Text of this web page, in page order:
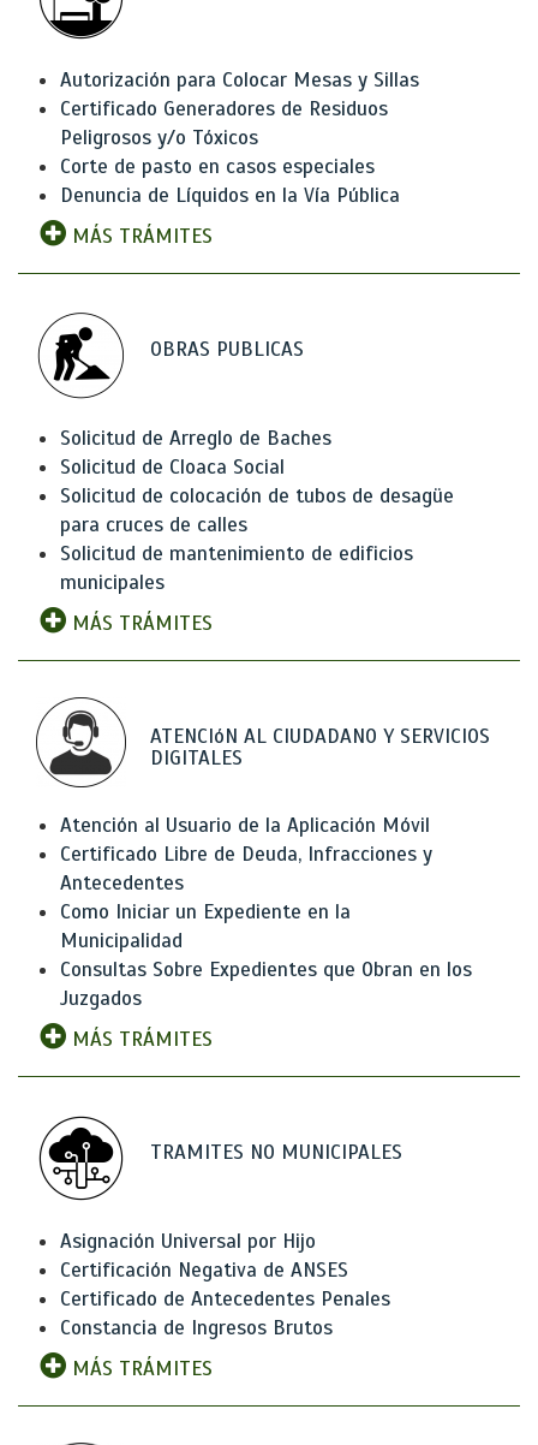
Autorización para Colocar Mesas y Sillas
Certificado Generadores de Residuos
Peligrosos y/o Tóxicos
Corte de pasto en casos especiales
Denuncia de Líquidos en la Vía Pública
MÁS TRÁMITES
OBRAS PUBLICAS
Solicitud de Arreglo de Baches
Solicitud de Cloaca Social
Solicitud de colocación de tubos de desagüe
para cruces de calles
Solicitud de mantenimiento de edificios
municipales
MÁS TRÁMITES
ATENCIóN AL CIUDADANO Y SERVICIOS
DIGITALES
Atención al Usuario de la Aplicación Móvil
Certificado Libre de Deuda, Infracciones y
Antecedentes
Como Iniciar un Expediente en la
Municipalidad
Consultas Sobre Expedientes que Obran en los
Juzgados
MÁS TRÁMITES
TRAMITES NO MUNICIPALES
Asignación Universal por Hijo
Certificación Negativa de ANSES
Certificado de Antecedentes Penales
Constancia de Ingresos Brutos
MÁS TRÁMITES